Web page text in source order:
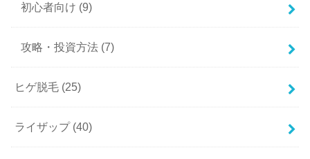
初心者向け (9)
攻略・投資方法 (7)
ヒゲ脱毛 (25)
ライザップ (40)